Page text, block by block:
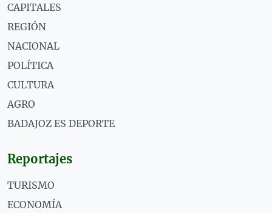
CAPITALES
REGIÓN
NACIONAL
POLÍTICA
CULTURA
AGRO
BADAJOZ ES DEPORTE
Reportajes
TURISMO
ECONOMÍA